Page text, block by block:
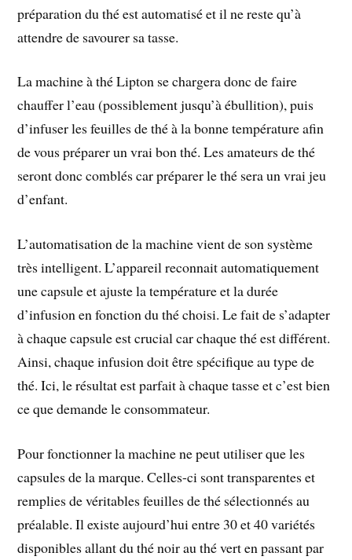
préparation du thé est automatisé et il ne reste qu’à
attendre de savourer sa tasse.
La machine à thé Lipton se chargera donc de faire
chauffer l’eau (possiblement jusqu’à ébullition), puis
d’infuser les feuilles de thé à la bonne température afin
de vous préparer un vrai bon thé. Les amateurs de thé
seront donc comblés car préparer le thé sera un vrai jeu
d’enfant.
L’automatisation de la machine vient de son système
très intelligent. L’appareil reconnait automatiquement
une capsule et ajuste la température et la durée
d’infusion en fonction du thé choisi. Le fait de s’adapter
à chaque capsule est crucial car chaque thé est différent.
Ainsi, chaque infusion doit être spécifique au type de
thé. Ici, le résultat est parfait à chaque tasse et c’est bien
ce que demande le consommateur.
Pour fonctionner la machine ne peut utiliser que les
capsules de la marque. Celles-ci sont transparentes et
remplies de véritables feuilles de thé sélectionnés au
préalable. Il existe aujourd’hui entre 30 et 40 variétés
disponibles allant du thé noir au thé vert en passant par